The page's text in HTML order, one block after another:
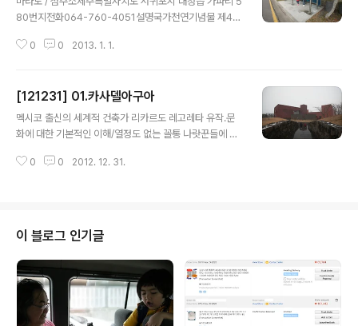
80번지전화064-760-4051설명국가천연기념물 제42
0 0 2013. 1. 1.
[121231] 01.카사델아구아
멕시코 출신의 세계적 건축가 리카르도 레고레타 유작.문
화에 대한 기본적인 이해/열정도 없는 꼴통 나랏꾼들에 의
0 0 2012. 12. 31.
이 블로그 인기글